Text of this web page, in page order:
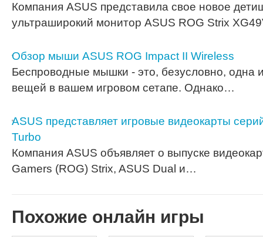
Компания ASUS представила свое новое
ультраширокий монитор ASUS ROG Strix
Обзор мыши ASUS ROG Impact II Wireless
Беспроводные мышки - это, безусловно, одна
вещей в вашем игровом сетапе. Однако…
ASUS представляет игровые видеокарты
Turbo
Компания ASUS объявляет о выпуске
Gamers (ROG) Strix, ASUS Dual и…
Похожие онлайн игры